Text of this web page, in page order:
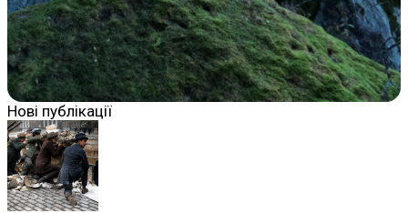
Нові публікації